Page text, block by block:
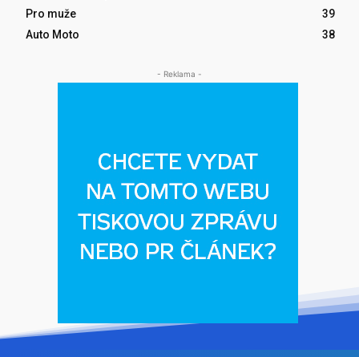
Pro muže
39
Auto Moto
38
- Reklama -